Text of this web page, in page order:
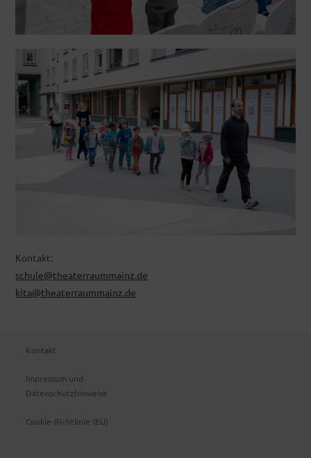
Kontakt:
schule@theaterraummainz.de
kita@theaterraummainz.de
Kontakt
Impressum und
Datenschutzhinweise
Cookie-Richtlinie (EU)